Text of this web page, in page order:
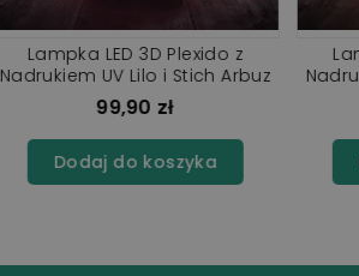
Lampka LED 3D Plexido z
Nadrukiem UV Lilo i Stich
99,90 zł
Dodaj do koszyka